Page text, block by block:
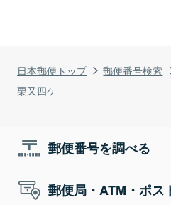
日本郵便トップ 郵便番号検索
栗又四ケ
郵便番号を調べる
郵便局・ATM・ポス